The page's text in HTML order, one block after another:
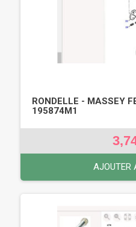
RONDELLE - MASSEY
195874M1
AJOUTER